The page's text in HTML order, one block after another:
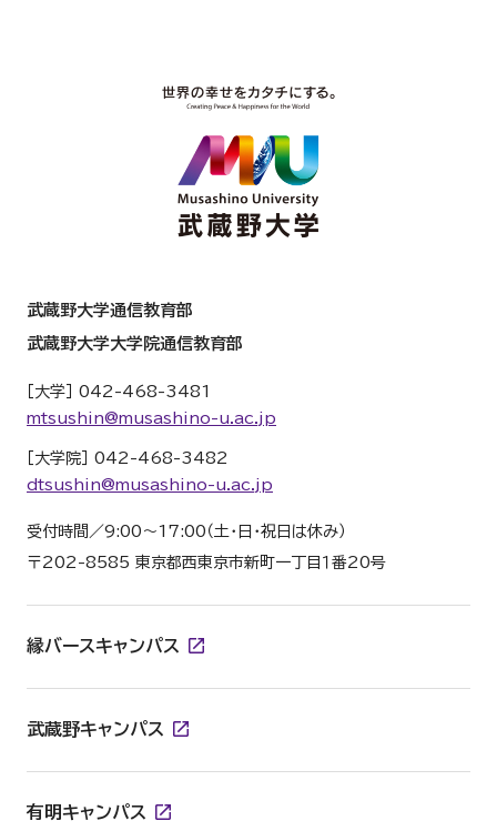
武蔵野大学通信教育部
武蔵野大学大学院通信教育部
［大学］ 042-468-3481
mtsushin@musashino-u.ac.jp
［大学院］ 042-468-3482
dtsushin@musashino-u.ac.jp
受付時間／9:00～17:00（土・日・祝日は休み）
〒202-8585 東京都西東京市新町一丁目１番20号
縁バースキャンパス
武蔵野キャンパス
有明キャンパス